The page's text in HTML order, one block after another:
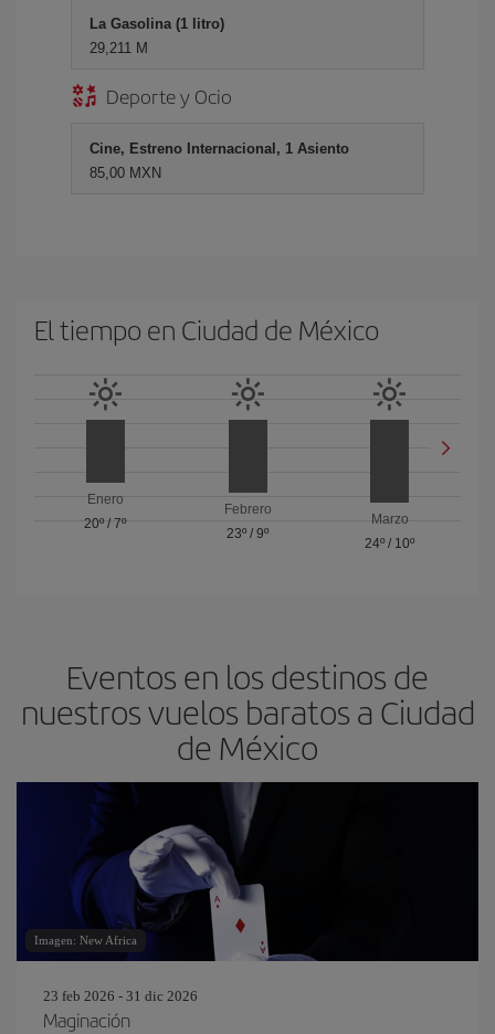
La Gasolina (1 litro)
29,211 M
Deporte y Ocio
Cine, Estreno Internacional, 1 Asiento
85,00 MXN
El tiempo en Ciudad de México
Enero
20º/7º
Febrero
23º / 9º
Marzo
24º / 10º
Eventos en los destinos de
nuestros vuelos baratos a Ciudad
de México
Imagen: New Africa
23 feb 2026 - 31 dic 2026
Maginación